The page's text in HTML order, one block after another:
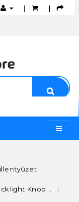
| |
Knob...